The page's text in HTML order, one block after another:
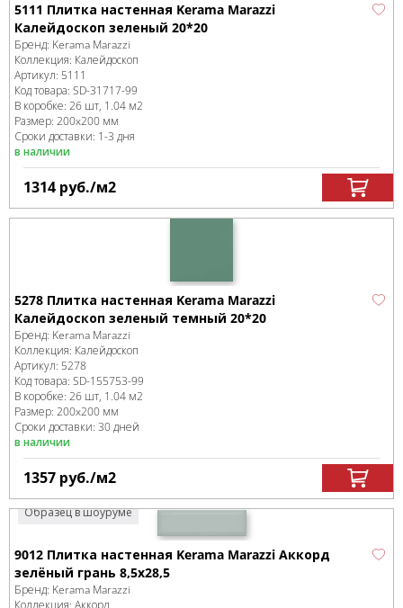
5111 Плитка настенная Kerama Marazzi
Калейдоскоп зеленый 20*20
Бренд: Kerama Marazzi
Коллекция: Калейдоскоп
Артикул: 5111
Код товара: SD-31717-99
В коробке: 26 шт, 1.04 м2
Размер: 200x200 мм
Сроки доставки: 1-3 дня
в наличии
1314 руб./м2
5278 Плитка настенная Kerama Marazzi
Калейдоскоп зеленый темный 20*20
Бренд: Kerama Marazzi
Коллекция: Калейдоскоп
Артикул: 5278
Код товара: SD-155753-99
В коробке: 26 шт, 1.04 м2
Размер: 200x200 мм
Сроки доставки: 30 дней
в наличии
1357 руб./м2
Образец в шоуруме
9012 Плитка настенная Kerama Marazzi Аккорд
зелёный грань 8,5х28,5
Бренд: Kerama Marazzi
Коллекция: Аккорд